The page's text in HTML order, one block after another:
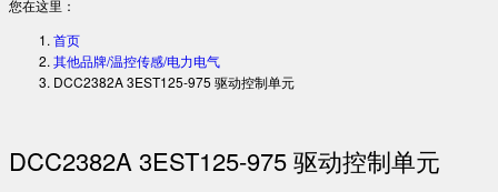
您在这里：
首页
其他品牌/温控传感/电力电气
DCC2382A 3EST125-975 驱动控制单元
DCC2382A 3EST125-975 驱动控制单元